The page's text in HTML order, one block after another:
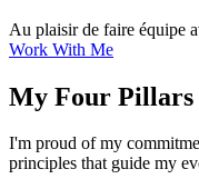
Au plaisir de faire équipe
Work With Me
My Four Pillars
I'm proud of my
principles that guide my